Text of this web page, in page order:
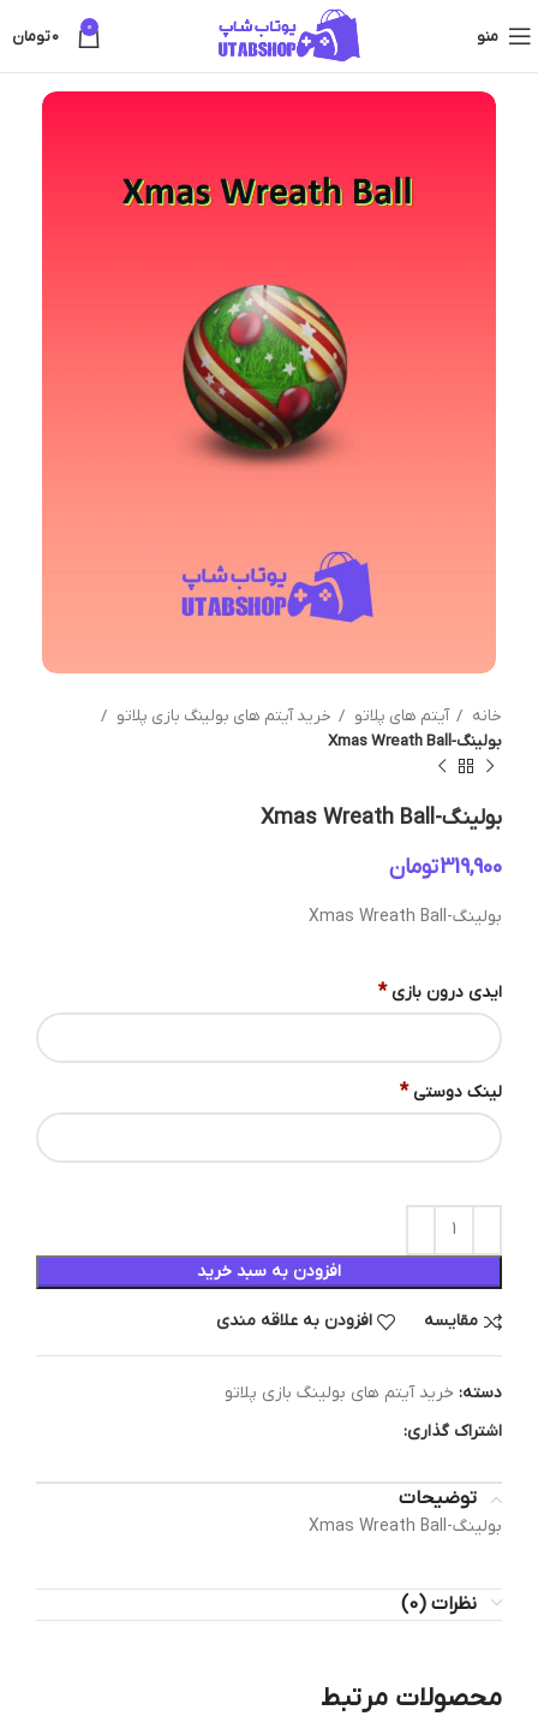
منو 0
0تومان
خانه آیتم های پلاتو
خرید آیتم های بولینگ بازی پلاتو
بولینگ-Xmas Wreath Ball
بولینگ-Xmas Wreath Ball
تومان
بولینگ-Xmas Wreath Ball
ایدی درون بازی *
لینک دوستی *
افزودن به سبد خرید
مقایسه افزودن به علاقه مندی
دسته: خرید آیتم های بولینگ بازی پلاتو
اشتراک گذاری:
توضیحات
بولینگ-Xmas Wreath Ball
نظرات (0)
محصولات مرتبط